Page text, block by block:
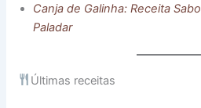
Canja de Galinha: Receita
Paladar
Últimas receitas